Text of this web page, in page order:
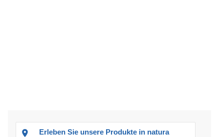
Erleben Sie unsere Produkte in natura